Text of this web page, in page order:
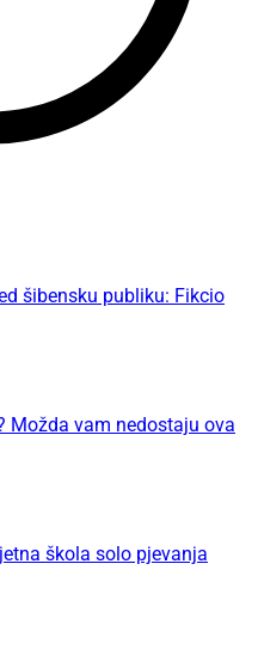
šibensku publiku: Fikcio
Možda vam nedostaju ova
škola solo pjevanja